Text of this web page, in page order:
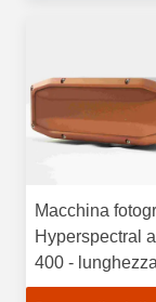
Macchina
Hyperspectral
400 -
1000nm